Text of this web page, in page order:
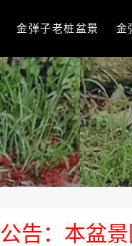
金弹子老桩盆景 金
公告：本盆景